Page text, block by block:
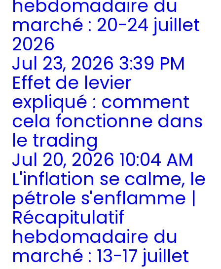
hebdomadaire du
marché : 20-24 juillet
2026
Jul 23, 2026 3:39 PM
Effet de levier
expliqué : comment
cela fonctionne dans
le trading
Jul 20, 2026 10:04 AM
L'inflation se calme, le
pétrole s'enflamme |
Récapitulatif
hebdomadaire du
marché : 13-17 juillet